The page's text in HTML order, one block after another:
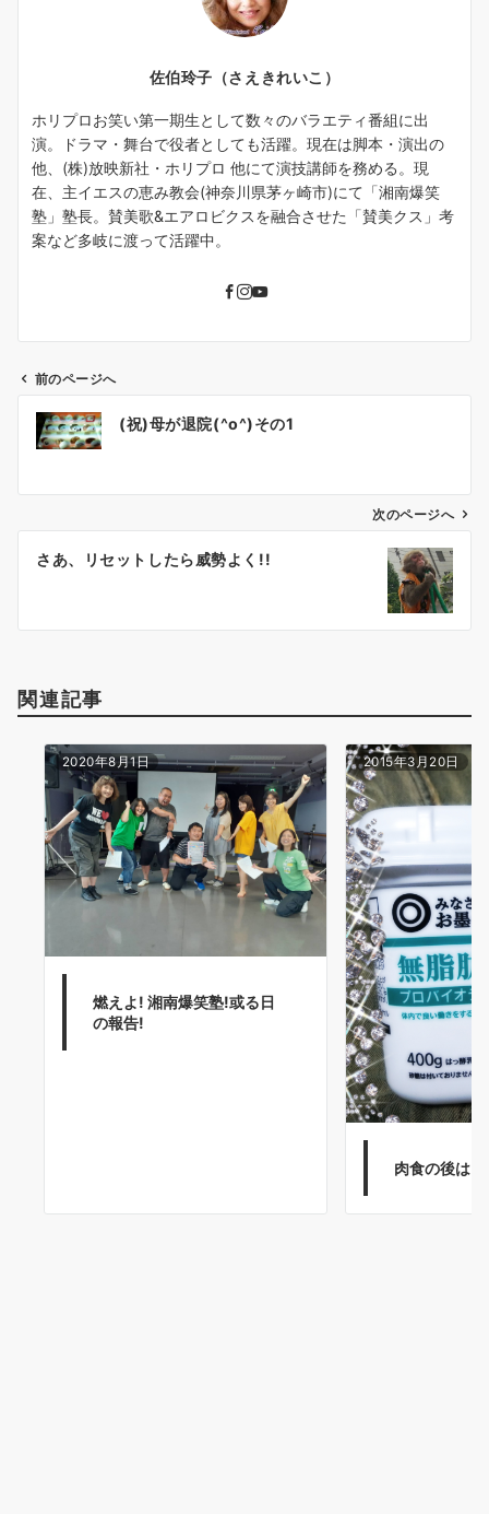
佐伯玲子（さえきれいこ）
ホリプロお笑い第一期生として数々のバラエティ番組に出
演。ドラマ・舞台で役者としても活躍。現在は脚本・演出の
他、(株)放映新社・ホリプロ 他にて演技講師を務める。現
在、主イエスの恵み教会(神奈川県茅ヶ崎市)にて「湘南爆笑
塾」塾長。賛美歌&エアロビクスを融合させた「賛美クス」考
案など多岐に渡って活躍中。
ビ
ン
前のページへ
(祝)母が退院(^o^)その1
次のページへ
さあ、リセットしたら威勢よく!!
関連記事
2020年8月1日
燃えよ! 湘南爆笑塾!或る日
の報告!
2015年3月20日
肉食の後は